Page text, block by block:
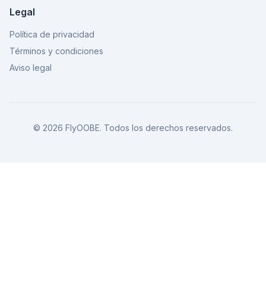
Legal
Política de privacidad
Términos y condiciones
Aviso legal
© 2026 FlyOOBE. Todos los derechos reservados.